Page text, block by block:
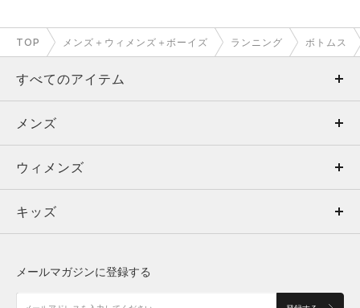
TOP メンズ＋ウィメンズ＋ボーイズ ランニング ボトムス
すべてのアイテム
メンズ
ウィメンズ
キッズ
アクセサリー
メンズ
トップス
ボトムス
アクセサリー
ウィメンズ
トップス
シューズ
キッズ
メールマガジンに登録する